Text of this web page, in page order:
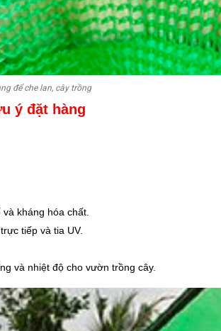
để che lan, cây trồng
ý đặt hàng
kháng hóa chất.
tiếp và tia UV.
và nhiệt độ cho vườn trồng cây.